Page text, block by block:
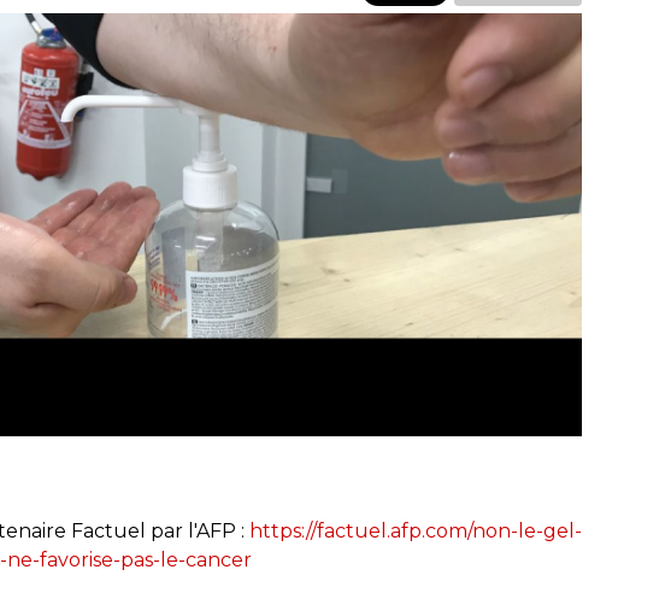
Factuel par l'AFP : https://factuel.afp.com/non-le-gel-
favorise-pas-le-cancer